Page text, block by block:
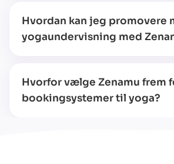
Hvordan kan jeg promovere
yogaundervisning med
Hvorfor vælge Zenamu frem
bookingsystemer til yoga?